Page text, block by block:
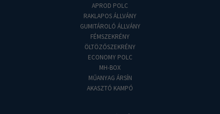
APROD POLC
RAKLAPOS ÁLLVÁNY
GUMITÁROLÓ ÁLLVÁNY
FÉMSZEKRÉNY
ÖLTÖZŐSZEKRÉNY
ECONOMY POLC
MH-BOX
MŰANYAG ÁRSÍN
AKASZTÓ KAMPÓ